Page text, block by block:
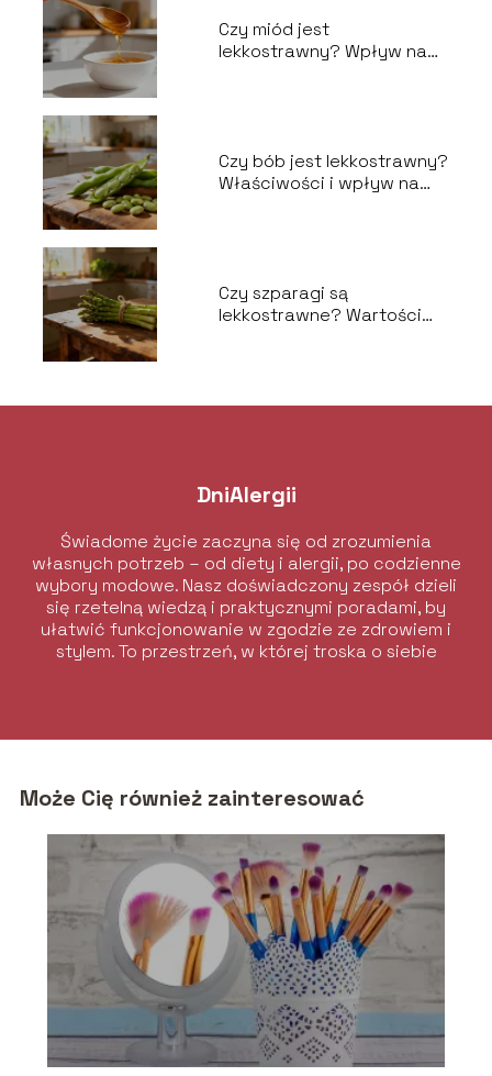
Czy miód jest
lekkostrawny? Wpływ na
Czy bób jest lekkostrawny?
Właściwości i wpływ na
Czy szparagi są
lekkostrawne? Wartości
DniAlergii
Świadome życie zaczyna się od zrozumienia
własnych potrzeb – od diety i alergii, po codzienne
wybory modowe. Nasz doświadczony zespół dzieli
się rzetelną wiedzą i praktycznymi poradami, by
ułatwić funkcjonowanie w zgodzie ze zdrowiem i
stylem. To przestrzeń, w której troska o siebie
Może Cię również zainteresować